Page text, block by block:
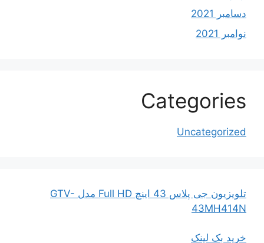
دسامبر 2021
نوامبر 2021
Categories
Uncategorized
تلویزیون جی پلاس 43 اینچ Full HD مدل GTV-
43MH414N
خرید بک لینک